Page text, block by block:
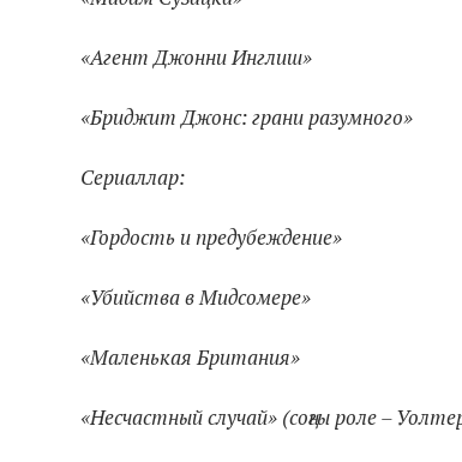
«Агент Джонни Инглиш»
«Бриджит Джонс: грани разумного»
Сериаллар:
«Гордость и предубеждение»
«Убийства в Мидсомере»
«Маленькая Британия»
«Несчастный случай» (соңгы роле –